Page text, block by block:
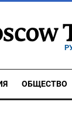
ОБЩЕСТВО